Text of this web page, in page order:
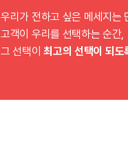
우리가 전하고 싶은 메세지는
고객이 우리를 선택하는 순간,
그 선택이최고의 선택이 되도